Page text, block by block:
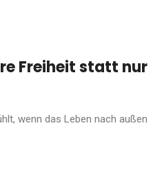
Freiheit statt nur
wenn das Leben nach außen